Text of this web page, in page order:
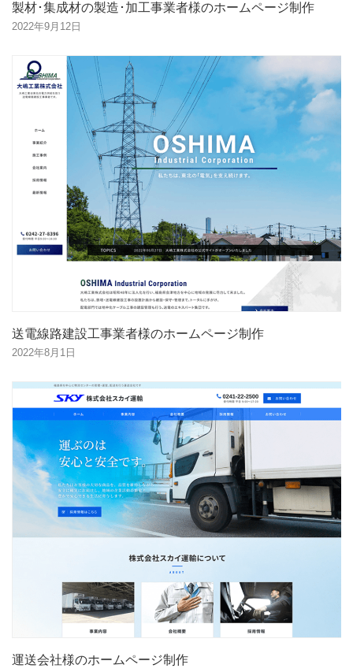
製材･集成材の製造･加工事業者様のホームページ制作
2022年9月12日
送電線路建設工事業者様のホームページ制作
2022年8月1日
運送会社様のホームページ制作